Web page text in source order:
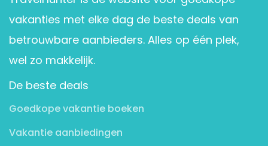
vakanties met elke dag de beste deals van
betrouwbare aanbieders. Alles op één plek,
wel zo makkelijk.
De beste deals
Goedkope vakantie boeken
Vakantie aanbiedingen